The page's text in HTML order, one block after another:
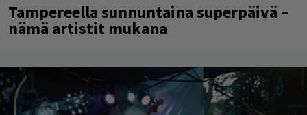
Tampereella sunnuntaina superpäivä –
nämä artistit mukana